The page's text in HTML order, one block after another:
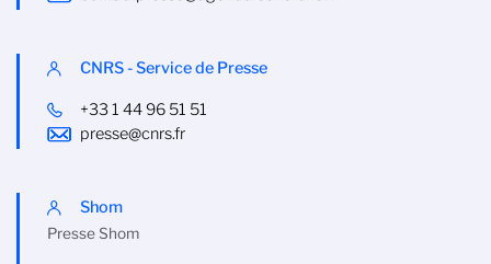
CNRS - Service de Presse
+33 1 44 96 51 51
presse@cnrs.fr
Shom
Presse Shom